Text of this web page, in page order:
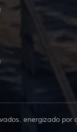
energizado por